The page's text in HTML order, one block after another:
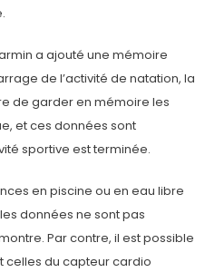
a ajouté une mémoire
de l’activité de natation, la
de garder en mémoire les
et ces données sont
sportive est terminée.
en piscine ou en eau libre
données ne sont pas
Par contre, il est possible
celles du capteur cardio